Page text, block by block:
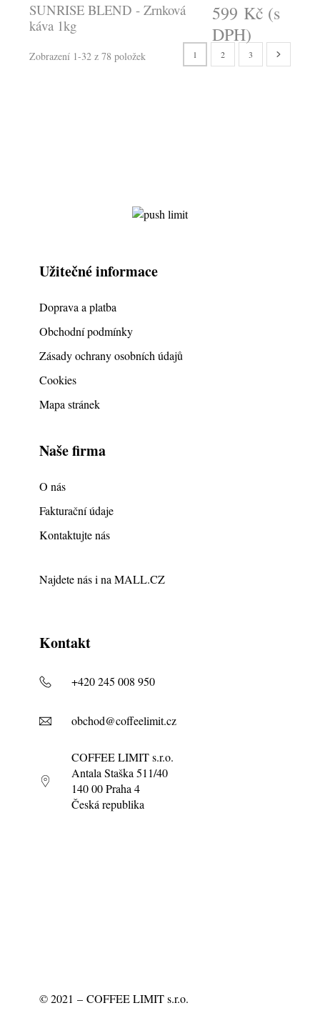
SUNRISE BLEND - Zrnková
káva 1kg
599 Kč (s
DPH)
Zobrazení 1-32 z 78 položek 1 2 3
Užitečné informace
Doprava a platba
Obchodní podmínky
Zásady ochrany osobních údajů
Cookies
Mapa stránek
Naše firma
O nás
Fakturační údaje
Kontaktujte nás
Najdete nás i naMALL.CZ
Kontakt
+420 245 008 950
obchod@coffeelimit.cz
COFFEE LIMIT s.r.o.
Antala Staška 511/40
140 00 Praha 4
Česká republika
©2021 – COFFEE LIMIT s.r.o.